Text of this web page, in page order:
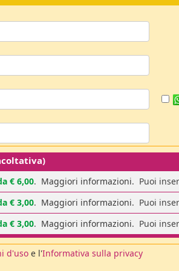
€ 6,00. Maggiori informazioni. Puoi
€ 3,00. Maggiori informazioni. Puoi
€ 3,00. Maggiori informazioni. Puoi
d'uso e l'Informativa sulla privacy